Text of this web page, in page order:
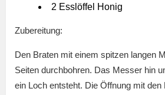
2 Esslöffel Honig
Zubereitung:
Den Braten mit einem spitzen langen
Seiten durchbohren. Das Messer hin
ein Loch entsteht. Die Öffnung mit den